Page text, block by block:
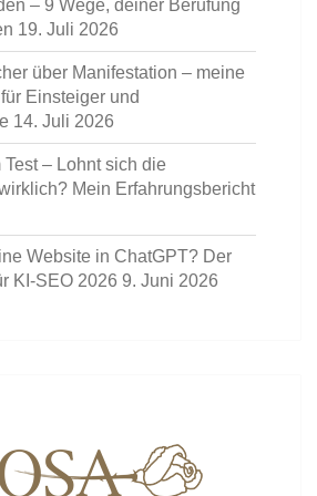
– 9 Wege, deiner Berufung
19. Juli 2026
über Manifestation – meine
Einsteiger und
14. Juli 2026
Test – Lohnt sich die
Mein Erfahrungsbericht
Website in ChatGPT? Der
KI-SEO 2026 9. Juni 2026